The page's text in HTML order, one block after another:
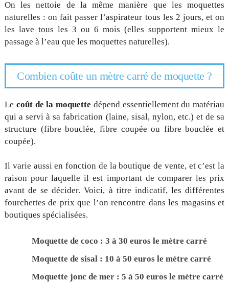
On les nettoie de la même manière que les moquettes
naturelles : on fait passer l’aspirateur tous les 2 jours, et on
les lave tous les 3 ou 6 mois (elles supportent mieux le
passage à l’eau que les moquettes naturelles).
Combien coûte un mètre carré de moquette ?
Le coût de la moquette dépend essentiellement du matériau
qui a servi à sa fabrication (laine, sisal, nylon, etc.) et de sa
structure (fibre bouclée, fibre coupée ou fibre bouclée et
coupée).
Il varie aussi en fonction de la boutique de vente, et c’est la
raison pour laquelle il est important de comparer les prix
avant de se décider. Voici, à titre indicatif, les différentes
fourchettes de prix que l’on rencontre dans les magasins et
boutiques spécialisées.
Moquette de coco : 3 à 30 euros le mètre carré
Moquette de sisal : 10 à 50 euros le mètre carré
Moquette jonc de mer : 5 à 50 euros le mètre carré